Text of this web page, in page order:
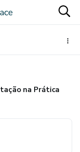
na Prática